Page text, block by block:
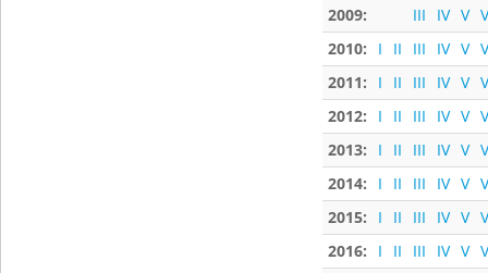
2009: III IV V
2010:
I II III IV V
2011:
I II III IV V
2012:
I II III IV V
2013:
I II III IV V
2014:
I II III IV V
2015:
I II III IV V
2016:
I II III IV V